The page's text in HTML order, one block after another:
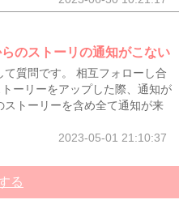
のストーリの通知がこない
質問です。 相互フォローし合
ーリーをアップした際、通知が
トーリーを含め全て通知が来
2023-05-01 21:10:37
る